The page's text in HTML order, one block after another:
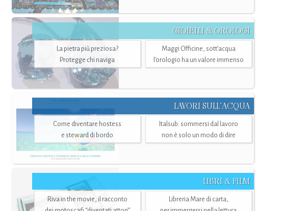
GIOIELLI & OROLOGI
La pietra più preziosa?
Protegge chi naviga
Maggi Officine, sott’acqua
l'orologio ha un valore immenso
LAVORI SULL’ACQUA
Come diventare hostess
e steward di bordo
Italsub: sommersi dal lavoro
non è solo un modo di dire
LIBRI & FILM
Riva in the movie, il racconto
Libreria Mare di carta,